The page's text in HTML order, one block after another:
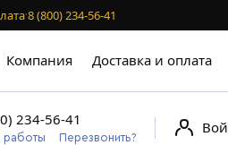
·8 (800) 234-56-41
Компания Доставка и оплата
234-56-41
работы Перезвонить?